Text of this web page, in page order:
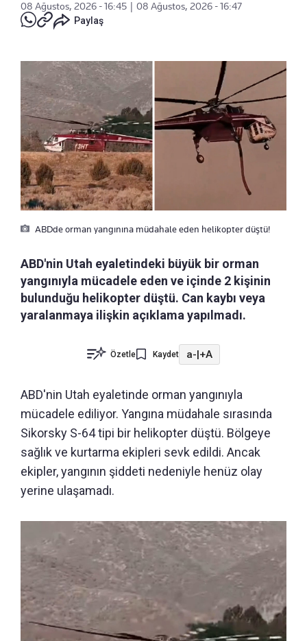
08 Ağustos, 2026 - 16:45
08 Ağustos, 2026 - 16:47
Paylaş
ABDde orman yangınına müdahale eden helikopter düştü!
ABD'nin Utah eyaletindeki büyük bir orman
yangınıyla mücadele eden ve içinde 2 kişinin
bulunduğu helikopter düştü. Can kaybı veya
yaralanmaya ilişkin açıklama yapılmadı.
Özetle Kaydet a-|+A
ABD'nin Utah eyaletinde orman yangınıyla
mücadele ediliyor. Yangına müdahale sırasında
Sikorsky S-64 tipi bir helikopter düştü. Bölgeye
sağlık ve kurtarma ekipleri sevk edildi. Ancak
ekipler, yangının şiddeti nedeniyle henüz olay
yerine ulaşamadı.